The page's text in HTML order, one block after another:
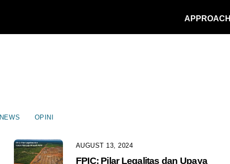
APPROACH
NEWS OPINI
AUGUST 13, 2024
FPIC: Pilar Legalitas dan Upaya